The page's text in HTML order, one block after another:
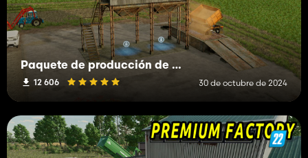
Paquete de producción de granos
12 606 30 de octubre de 2024